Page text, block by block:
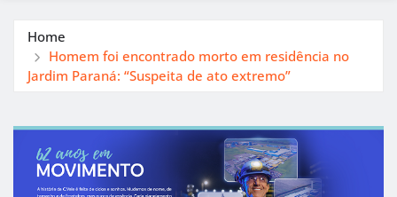
Home
Homem foi encontrado morto em residência no
Jardim Paraná: “Suspeita de ato extremo”